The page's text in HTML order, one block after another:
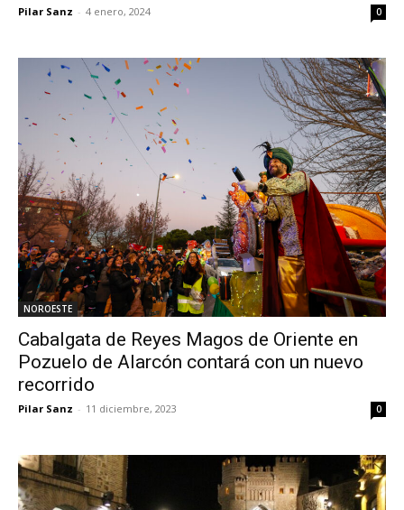
Pilar Sanz - 4 enero, 2024 0
NOROESTE
Cabalgata de Reyes Magos de Oriente en
Pozuelo de Alarcón contará con un nuevo
recorrido
Pilar Sanz - 11 diciembre, 2023 0